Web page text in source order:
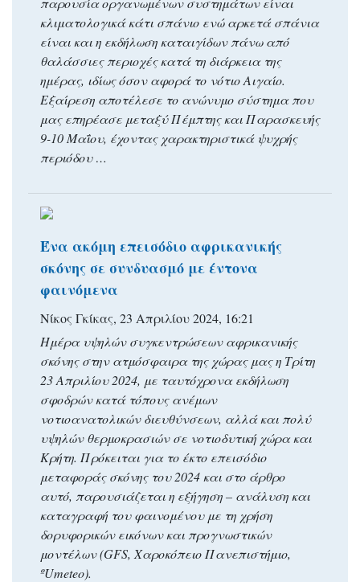
κλιματολογικά κάτι σπάνιο ενώ αρκετά σπάνια
είναι και η εκδήλωση καταιγίδων πάνω από
θαλάσσιες περιοχές κατά τη διάρκεια της
ημέρας, ιδίως όσον αφορά το νότιο Αιγαίο.
Εξαίρεση αποτέλεσε το ανώνυμο σύστημα που
μας επηρέασε μεταξύ Πέμπτης και Παρασκευής
9-10 Μαΐου, έχοντας χαρακτηριστικά ψυχρής
περιόδου …
Ένα ακόμη επεισόδιο αφρικανικής
σκόνης σε συνδυασμό με έντονα
φαινόμενα
Νίκος Γκίκας, 23 Απριλίου 2024, 16:21
Ημέρα υψηλών συγκεντρώσεων αφρικανικής
σκόνης στην ατμόσφαιρα της χώρας μας η Τρίτη
23 Απριλίου 2024, με ταυτόχρονα εκδήλωση
σφοδρών κατά τόπους ανέμων
νοτιοανατολικών διευθύνσεων, αλλά και πολύ
υψηλών θερμοκρασιών σε νοτιοδυτική χώρα και
Κρήτη. Πρόκειται για το έκτο επεισόδιο
μεταφοράς σκόνης του 2024 και στο άρθρο
αυτό, παρουσιάζεται η εξήγηση – ανάλυση και
καταγραφή του φαινομένου με τη χρήση
δορυφορικών εικόνων και προγνωστικών
μοντέλων (GFS, Χαροκόπειο Πανεπιστήμιο,
ºUmeteo).